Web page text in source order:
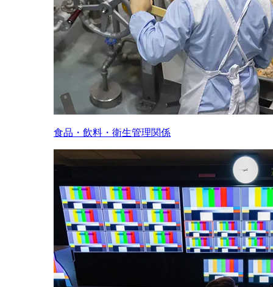
食品・飲料・衛生管理関係